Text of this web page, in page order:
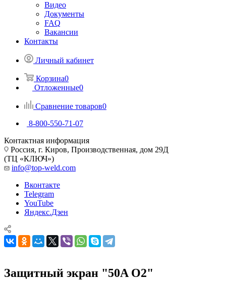
Видео
Документы
FAQ
Вакансии
Контакты
Личный кабинет
Корзина0
Отложенные0
Сравнение товаров0
8-800-550-71-07
Контактная информация
Россия, г. Киров, Производственная, дом 29Д
(ТЦ «КЛЮЧ»)
info@top-weld.com
Вконтакте
Telegram
YouTube
Яндекс.Дзен
Защитный экран "50A O2"